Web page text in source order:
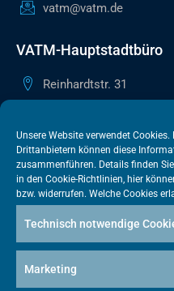
Unsere Website verwendet
Drittanbietern können diese
zusammenführen. Details finden
in den Cookie-Richtlinien, hier
bzw. widerrufen. Welche Cookies
Technisch notwendige
Marketing
vatm@vatm.de
VATM-Hauptstadtbüro
Reinhardtstr. 31
+49 30 505615-38
berlin@vatm.de
VATM-Büro Brüssel